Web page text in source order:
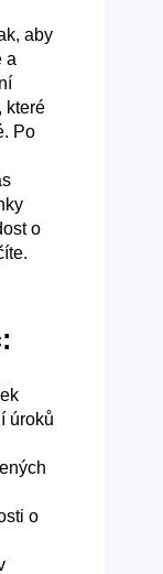
aby
a
které
Po
o
úroků
o